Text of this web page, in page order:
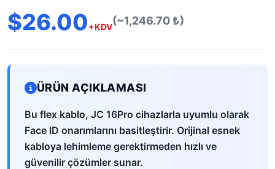
$26.00+KDV(~1,246.70 ₺)
ÜRÜN AÇIKLAMASI
Bu flex kablo, JC 16Pro cihazlarla uyumlu olarak
Face ID onarımlarını basitleştirir. Orijinal esnek
kabloya lehimleme gerektirmeden hızlı ve
güvenilir çözümler sunar.